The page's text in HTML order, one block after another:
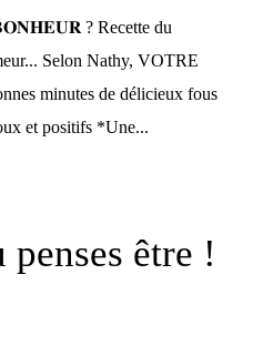
𝐁𝐎𝐍𝐇𝐄𝐔𝐑 ? Recette du
Selon Nathy, VOTRE
minutes de délicieux fous
et positifs *Une...
être !